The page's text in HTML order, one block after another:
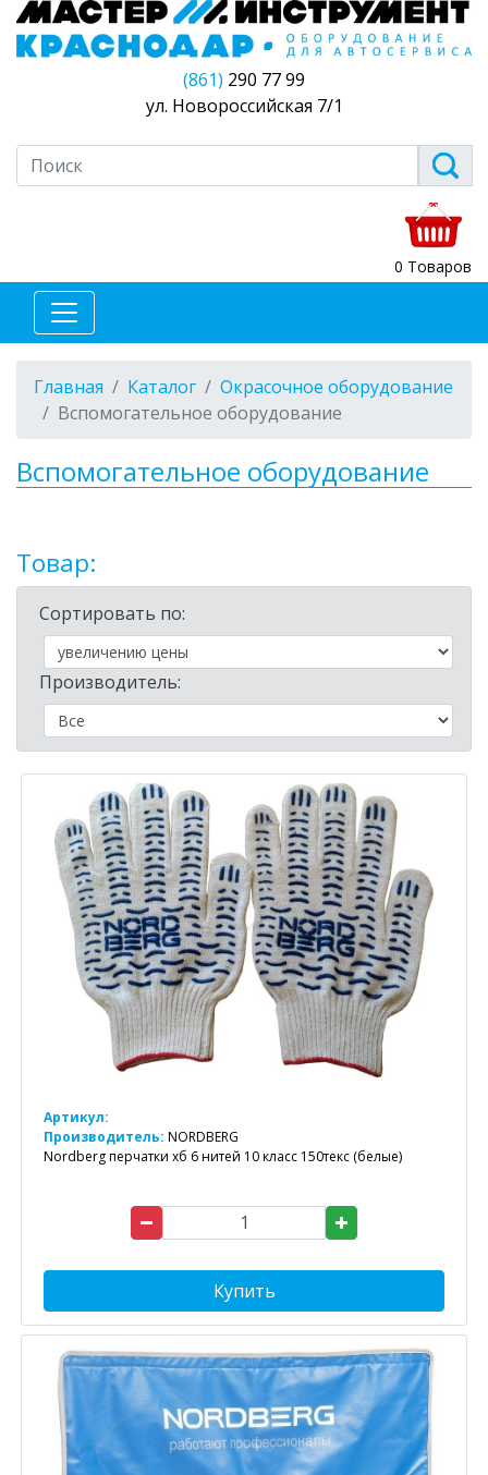
(861) 290 77 99
ул. Новороссийская 7/1
0 Товаров
Главная Каталог
Окрасочное оборудование
Вспомогательное оборудование
Вспомогательное оборудование
Товар:
Сортировать по:
Производитель:
Артикул:
Производитель: NORDBERG
Nordberg перчатки хб 6 нитей 10 класс 150текс (белые)
Купить